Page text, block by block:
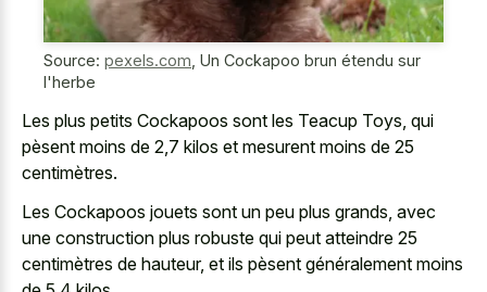
Source: pexels.com, Un Cockapoo brun étendu sur
l'herbe
Les plus petits Cockapoos sont les Teacup Toys, qui
pèsent moins de 2,7 kilos et mesurent moins de 25
centimètres.
Les Cockapoos jouets sont un peu plus grands, avec
une construction plus robuste qui peut atteindre 25
centimètres de hauteur, et ils pèsent généralement moins